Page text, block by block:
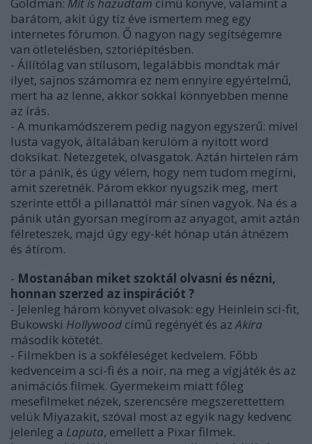
Goldman: Mit is hazudtam című könyve, valamint a
barátom, akit úgy tíz éve ismertem meg egy
internetes fórumon. Ő nagyon nagy segítségemre
van ötletelésben, sztoriépítésben.
- Állítólag van stílusom, legalábbis mondtak már
ilyet, sajnos számomra ez nem ennyire egyértelmű,
mert ha az lenne, akkor sokkal könnyebben menne
az írás.
- A munkamódszerem pedig nagyon egyszerű: mivel
lusta vagyok, általában kerülöm a nyitott word
doksikat. Netezgetek, olvasgatok. Aztán hirtelen rám
tör a pánik, és úgy vélem, hogy nem tudom megírni,
amit szeretnék. Párom ekkor nyugszik meg, mert
szerinte ettől a pillanattól már sínen vagyok. Na és a
pánik után gyorsan megírom az anyagot, amit aztán
félreteszek, majd úgy egy-két hónap után átnézem
és átírom.
- Mostanában miket szoktál olvasni és nézni,
honnan szerzed az inspirációt ?
- Jelenleg három könyvet olvasok: egy Heinlein sci-fit,
Bukowski Hollywood című regényét és azAkira
második kötetét.
- Filmekben is a sokféleséget kedvelem. Főbb
kedvenceim a sci-fi és a noir, na meg a vígjáték és az
animációs filmek. Gyermekeim miatt főleg
mesefilmeket nézek, szerencsére megszerettettem
velük Miyazakit, szóval most az egyik nagy kedvenc
jelenleg a Laputa, emellett a Pixar filmek.